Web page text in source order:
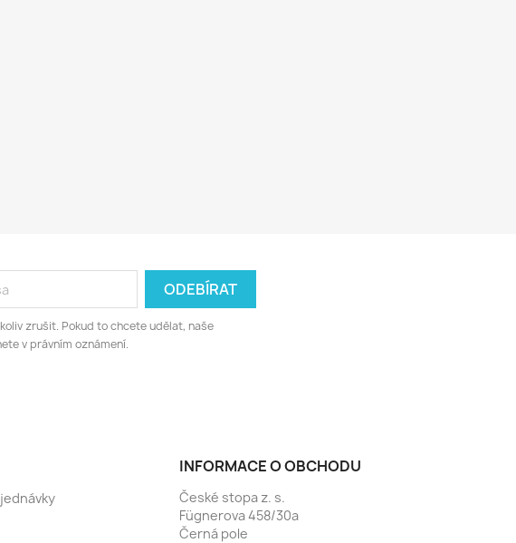
zrušit. Pokud to chcete udělat, naše
v právním oznámení.
INFORMACE O OBCHODU
České stopa z. s.
Fügnerova 458/30a
Černá pole